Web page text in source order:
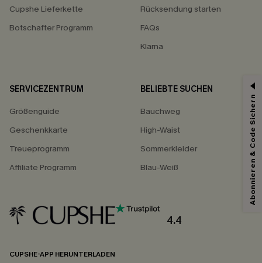
Cupshe Lieferkette
Botschafter Programm
Rücksendung starten
FAQs
Klarna
SERVICEZENTRUM
Größenguide
Geschenkkarte
Treueprogramm
Affiliate Programm
BELIEBTE SUCHEN
Bauchweg
High-Waist
Sommerkleider
Blau-Weiß
4.4
CUPSHE-APP HERUNTERLADEN
Abonnieren & Code Sichern